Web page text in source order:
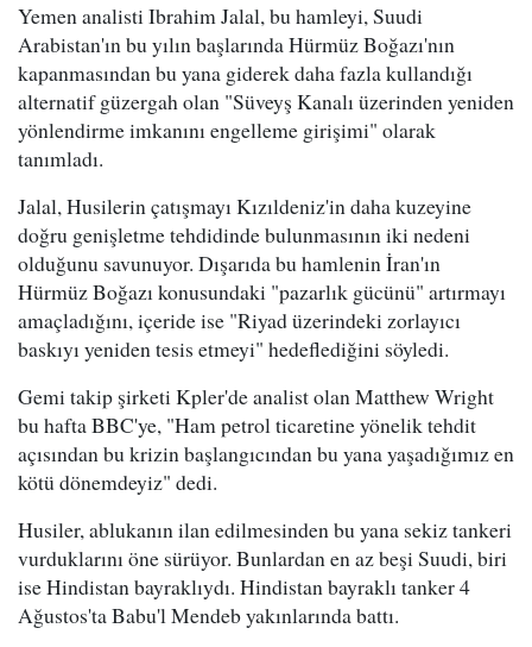
Yemen analisti Ibrahim Jalal, bu hamleyi, Suudi
Arabistan'ın bu yılın başlarında Hürmüz Boğazı'nın
kapanmasından bu yana giderek daha fazla kullandığı
alternatif güzergah olan "Süveyş Kanalı üzerinden yeniden
yönlendirme imkanını engelleme girişimi" olarak
tanımladı.
Jalal, Husilerin çatışmayı Kızıldeniz'in daha kuzeyine
doğru genişletme tehdidinde bulunmasının iki nedeni
olduğunu savunuyor. Dışarıda bu hamlenin İran'ın
Hürmüz Boğazı konusundaki "pazarlık gücünü" artırmayı
amaçladığını, içeride ise "Riyad üzerindeki zorlayıcı
baskıyı yeniden tesis etmeyi" hedeflediğini söyledi.
Gemi takip şirketi Kpler'de analist olan Matthew Wright
bu hafta BBC'ye, "Ham petrol ticaretine yönelik tehdit
açısından bu krizin başlangıcından bu yana yaşadığımız en
kötü dönemdeyiz" dedi.
Husiler, ablukanın ilan edilmesinden bu yana sekiz tankeri
vurduklarını öne sürüyor. Bunlardan en az beşi Suudi, biri
ise Hindistan bayraklıydı. Hindistan bayraklı tanker 4
Ağustos'ta Babu'l Mendeb yakınlarında battı.